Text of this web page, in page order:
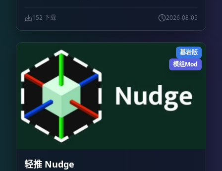
152 下载 2026-08-05
基岩版
模组Mod
轻推 Nudge